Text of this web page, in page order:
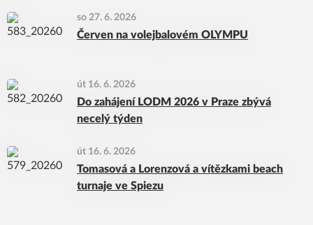
so 27. 6. 2026
Červen na volejbalovém OLYMPU
út 16. 6. 2026
Do zahájení LODM 2026 v Praze zbývá
necelý týden
út 16. 6. 2026
Tomasová a Lorenzová a vítězkami beach
turnaje ve Spiezu